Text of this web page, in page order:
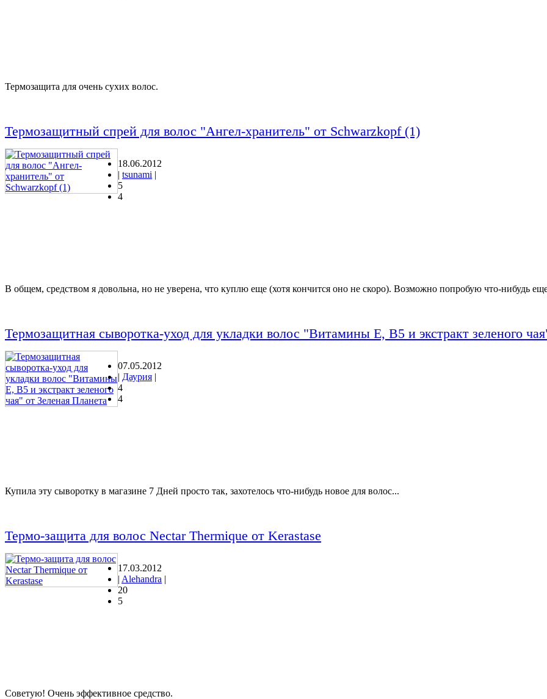
Термозащита для очень сухих волос.
Термозащитный спрей для волос "Ангел-хранитель" от Schwarzkopf (1)
18.06.2012
| tsunami |
5
4
В общем, средством я довольна, но не уверена, что куплю еще (хотя кончится оно не скоро). Возможно попробую что-нибудь
Термозащитная сыворотка-уход для укладки волос "Витамины Е, В5 и экстракт зеленого
07.05.2012
| Даурия |
4
4
Купила эту сыворотку в магазине 7 Дней просто так, захотелось что-нибудь новое для волос...
Термо-защита для волос Nectar Thermique от Kerastase
17.03.2012
| Alehandra |
20
5
Советую! Очень эффективное средство.